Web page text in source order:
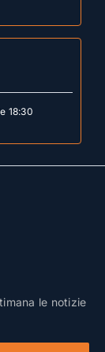
18:30
le notizie